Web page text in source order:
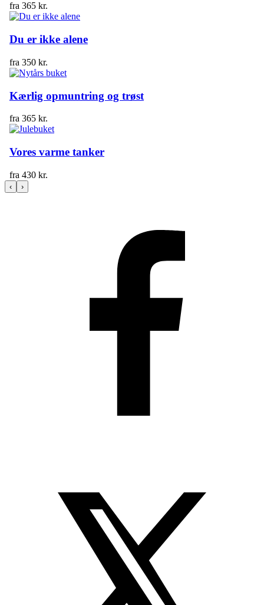
fra 365 kr.
Du er ikke alene
fra 350 kr.
Kærlig opmuntring og trøst
fra 365 kr.
Vores varme tanker
fra 430 kr.
‹ ›